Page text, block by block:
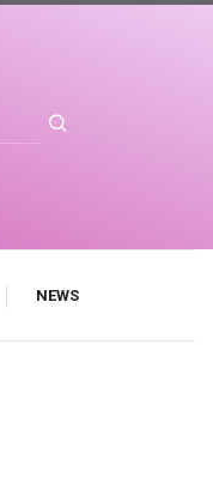
NEWS